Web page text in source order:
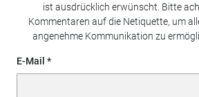
ist ausdrücklich erwünscht. Bitte
Kommentaren auf die Netiquette, um
angenehme Kommunikation zu
E-Mail